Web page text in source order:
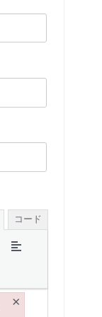
コード
×